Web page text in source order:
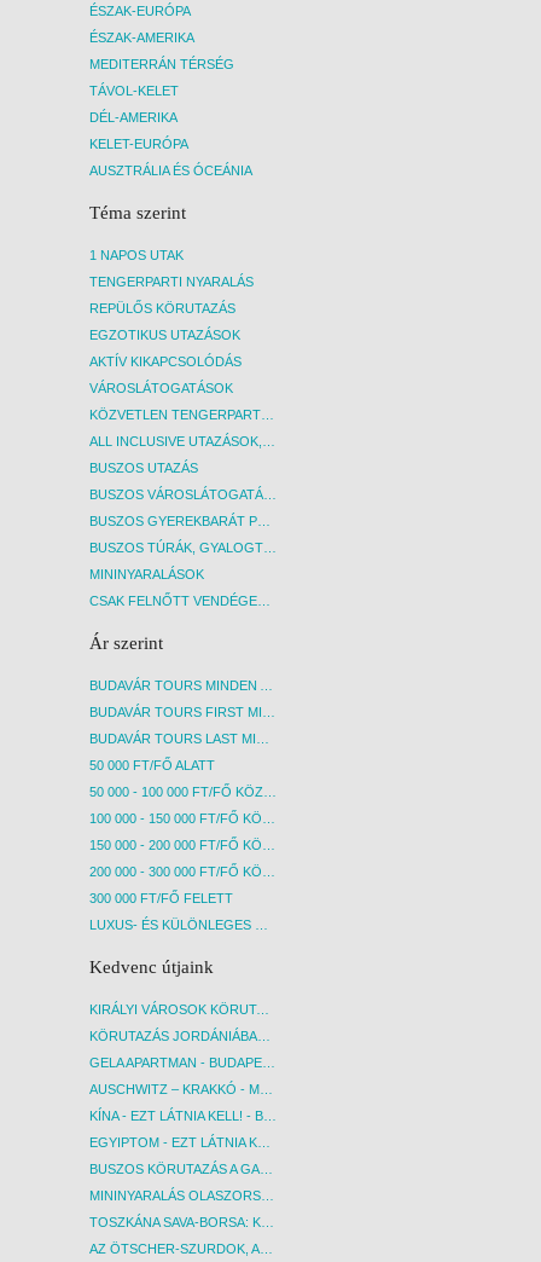
ÉSZAK-EURÓPA
ÉSZAK-AMERIKA
MEDITERRÁN TÉRSÉG
TÁVOL-KELET
DÉL-AMERIKA
KELET-EURÓPA
AUSZTRÁLIA ÉS ÓCEÁNIA
Téma szerint
1 NAPOS UTAK
TENGERPARTI NYARALÁS
REPÜLŐS KÖRUTAZÁS
EGZOTIKUS UTAZÁSOK
AKTÍV KIKAPCSOLÓDÁS
VÁROSLÁTOGATÁSOK
BUSZOS UTAZÁS
MININYARALÁSOK
Ár szerint
50 000 FT/FŐ ALATT
300 000 FT/FŐ FELETT
Kedvenc útjaink
KIRÁLYI VÁROSOK KÖRUTAZÁS KÖZVETLEN REPÜLŐJÁRATTAL - BUDAPEST, REPÜLŐ